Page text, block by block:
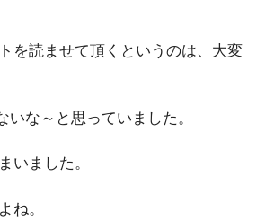
を読ませて頂くというのは、大変
な～と思っていました。
いました。
ね。